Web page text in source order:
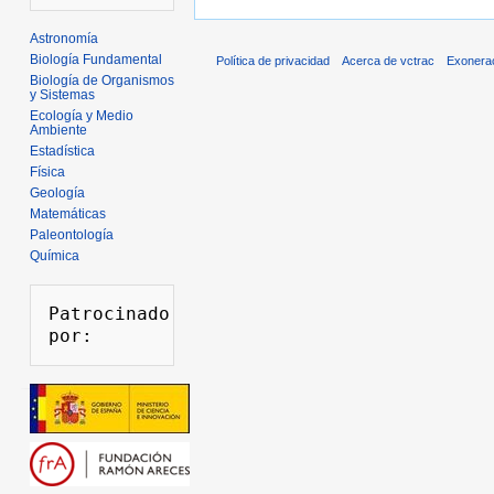
Astronomía
Biología Fundamental
Biología de Organismos
y Sistemas
Ecología y Medio
Ambiente
Estadística
Física
Geología
Matemáticas
Paleontología
Química
Patrocinado
Política de privacidad Acerca de vctrac